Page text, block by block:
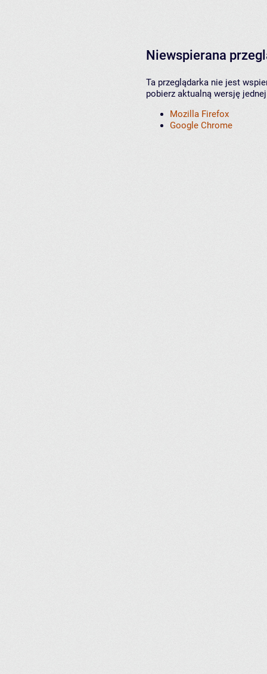
Niewspierana
Ta przeglądarka nie jest
pobierz aktualną wersję
Mozilla Firefox
Google Chrome